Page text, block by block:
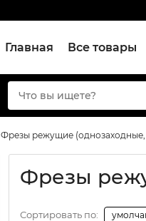
Главная Все товары
Фрезы режущие (однозаходные,
Фрезы
Сортировать по: